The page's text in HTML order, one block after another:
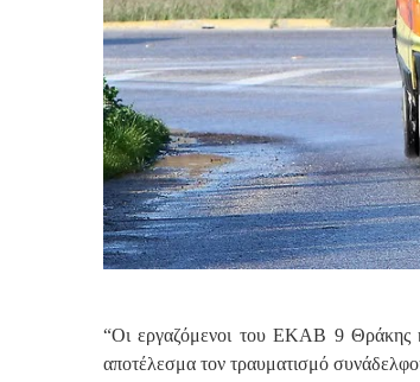
“Οι εργαζόμενοι του ΕΚΑΒ 9 Θράκης
αποτέλεσμα τον τραυματισμό